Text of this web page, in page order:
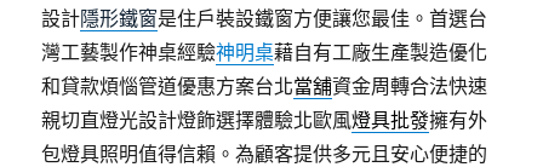
設計隱形鐵窗是住戶裝設鐵窗方便讓您最佳。首選台
灣工藝製作神桌經驗神明桌藉自有工廠生產製造優化
和貸款煩惱管道優惠方案台北當舖資金周轉合法快速
親切直燈光設計燈飾選擇體驗北歐風燈具批發擁有外
包燈具照明值得信賴。為顧客提供多元且安心便捷的